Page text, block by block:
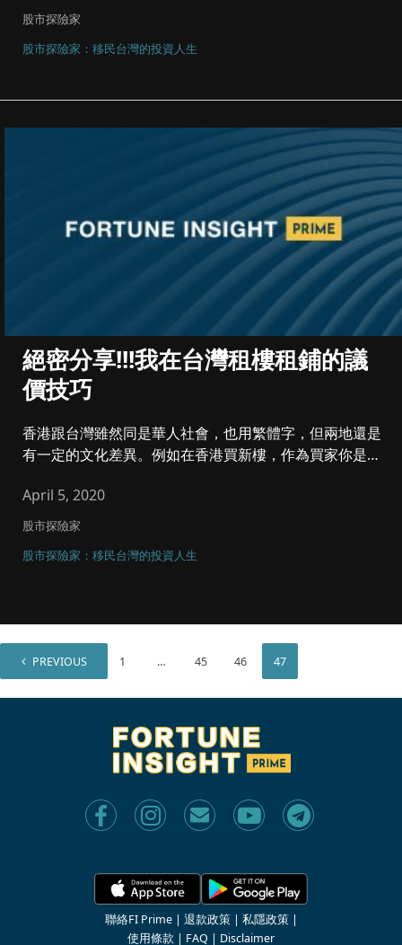
股市探險家
股市探險家：移民台灣的投資人生
絕密分享!!!我在台灣租樓租鋪的議
價技巧
香港跟台灣雖然同是華人社會，也用繁體字，但兩地還是
有一定的文化差異。例如在香港買新樓，作為買家你是不
April 5, 2020
股市探險家
股市探險家：移民台灣的投資人生
PREVIOUS 1 … 45 46 47
聯絡FI Prime| 退款政策| 私隱政策|
使用條款 | FAQ | Disclaimer